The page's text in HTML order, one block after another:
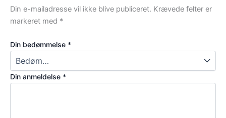
Din e-mailadresse vil ikke blive publiceret. Krævede felter er
markeret med *
Din bedømmelse *
Din anmeldelse *